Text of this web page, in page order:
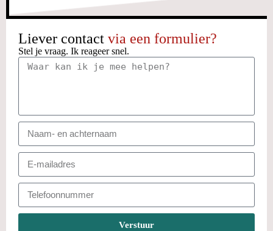
Liever contact via een formulier?
Stel je vraag. Ik reageer snel.
Verstuur